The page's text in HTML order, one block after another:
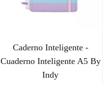
Caderno Inteligente -
Cuaderno Inteligente A5 By
Indy